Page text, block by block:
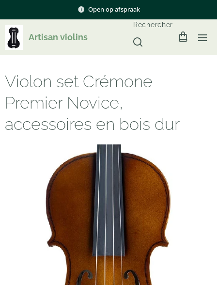
Open op afspraak
Artisan violins
Rechercher
Violon set Crémone
Premier Novice,
accessoires en bois dur